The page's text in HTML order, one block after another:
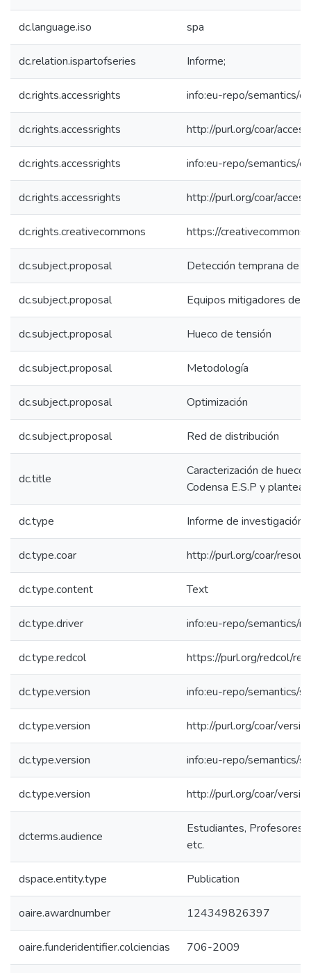
dc.language.iso spa
dc.relation.ispartofseries Informe;
dc.rights.accessrights info:eu-repo/semantics/
dc.rights.accessrights http://purl.org/coar/
dc.rights.accessrights info:eu-repo/semantics/
dc.rights.accessrights http://purl.org/coar/
dc.rights.creativecommons https://
dc.subject.proposal Detección temprana de
dc.subject.proposal Equipos mitigadores de
dc.subject.proposal Hueco de tensión
dc.subject.proposal Metodología
dc.subject.proposal Optimización
dc.subject.proposal Red de distribución
dc.title
Caracterización de
Codensa E.S.P y
dc.type Informe de investigación
dc.type.coar http://purl.org/coar/
dc.type.content Text
dc.type.driver info:eu-repo/semantics/
dc.type.redcol https://purl.org/redcol/
dc.type.version info:eu-repo/semantics/
dc.type.version http://purl.org/coar/
dc.type.version info:eu-repo/semantics/
dc.type.version http://purl.org/coar/
dcterms.audience
Estudiantes, Profesores,
etc.
dspace.entity.type Publication
oaire.awardnumber 124349826397
oaire.funderidentifier.colciencias 706-2009